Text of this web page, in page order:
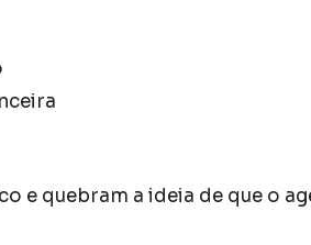
e quebram a ideia de que o